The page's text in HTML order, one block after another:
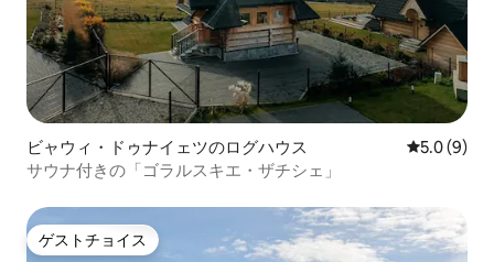
ビャウィ・ドゥナイェツのログハウス レビュー9
5.0 (9)
サウナ付きの「ゴラルスキエ・ザチシェ」
ゲストチョイス
ゲストチョイス